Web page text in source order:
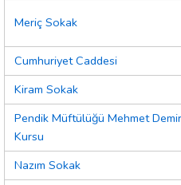
Meriç Sokak
Cumhuriyet Caddesi
Kiram Sokak
Pendik Müftülüğü Mehmet
Kursu
Nazım Sokak